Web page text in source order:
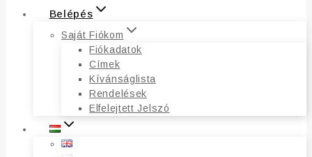
Belépés
Saját Fiókom
Fiókadatok
Címek
Kívánságlista
Rendelések
Elfelejtett Jelszó